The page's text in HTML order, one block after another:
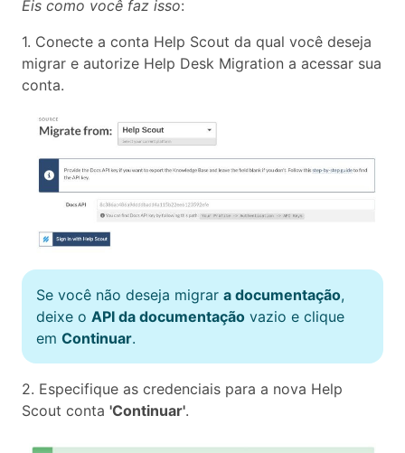
Eis como você faz isso:
1. Conecte a conta Help Scout da qual você deseja
migrar e autorize Help Desk Migration a acessar sua
conta.
Se você não deseja migrar a documentação,
deixe o API da documentação vazio e clique
em Continuar.
2. Especifique as credenciais para a nova Help
Scout conta 'Continuar'.